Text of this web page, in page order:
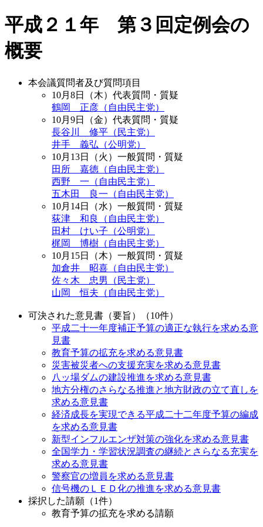
平成２１年 第３回定例会の
概要
本会議質問者及び質問項目
10月8日（木）代表質問・質疑
鶴岡 正彦（自由民主党）
10月9日（金）代表質問・質疑
長谷川 修平（民主党）
井手 義弘（公明党）
10月13日（火）一般質問・質疑
田所 嘉徳（自由民主党）
西野 一（自由民主党）
五木田 良一（自由民主党）
10月14日（水）一般質問・質疑
荻津 和良（自由民主党）
田村 けい子（公明党）
梶岡 博樹（自由民主党）
10月15日（木）一般質問・質疑
加倉井 昭喜（自由民主党）
佐々木 忠男（民主党）
山岡 恒夫（自由民主党）
可決された意見書（要旨）（10件）
平成二十一年度補正予算の適正な執行を求める意
見書
教育予算の拡充を求める意見書
災害被災者への支援充実を求める意見書
八ッ場ダムの建設推進を求める意見書
地方分権のさらなる推進と地方財政の立て直しを
求める意見書
経済成長を実現できる平成二十二年度予算の編成
を求める意見書
新型インフルエンザ対策の強化を求める意見書
全国学力・学習状況調査の継続とさらなる充実を
求める意見書
警察官の増員を求める意見書
信号機のＬＥＤ化の推進を求める意見書
採択した請願（1件）
教育予算の拡充を求める請願